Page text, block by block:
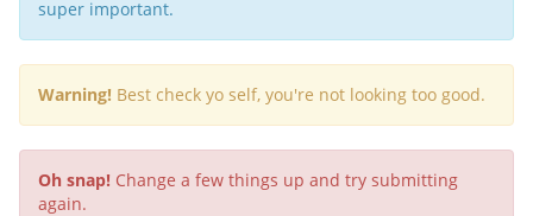
super important.
Warning! Best check yo self, you're not looking too good.
Oh snap! Change a few things up and try submitting
again.